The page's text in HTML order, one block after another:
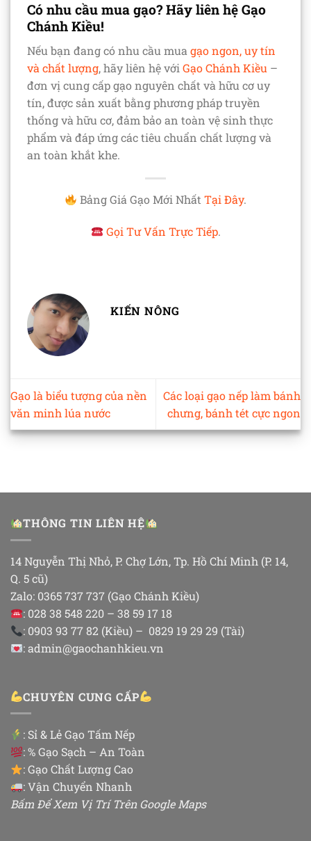
Có nhu cầu mua gạo? Hãy liên hệ Gạo
Chánh Kiều!
Nếu bạn đang có nhu cầu mua gạo ngon, uy tín
và chất lượng, hãy liên hệ với Gạo Chánh Kiều –
đơn vị cung cấp gạo nguyên chất và hữu cơ uy
tín, được sản xuất bằng phương pháp truyền
thống và hữu cơ, đảm bảo an toàn vệ sinh thực
phẩm và đáp ứng các tiêu chuẩn chất lượng và
an toàn khắt khe.
Bảng Giá Gạo Mới NhấtTại Đây.
Gọi Tư Vấn Trực Tiếp.
KIẾN NÔNG
Gạo là biểu tượng của nền
văn minh lúa nước
Các loại gạo nếp làm bánh
chưng, bánh tét cực ngon
THÔNG TIN LIÊN HỆ
14 Nguyễn Thị Nhỏ, P. Chợ Lớn, Tp. Hồ Chí Minh (P. 14,
Q. 5 cũ)
Zalo: 0365 737 737 (Gạo Chánh Kiều)
: 028 38 548 220 – 38 59 17 18
: 0903 93 77 82 (Kiều) – 0829 19 29 29 (Tài)
: admin@gaochanhkieu.vn
CHUYÊN CUNG CẤP
: Sỉ & Lẻ Gạo Tấm Nếp
: % Gạo Sạch – An Toàn
: Gạo Chất Lượng Cao
: Vận Chuyển Nhanh
Bấm Để Xem Vị Trí Trên Google Maps